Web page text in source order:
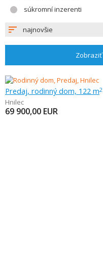
súkromní inzerenti
najnovšie
Zobraziť
Predaj, rodinný dom, 122 m2
Hnilec
69 900,00 EUR